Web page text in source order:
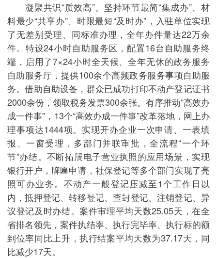
凝聚共识“质效高”。坚持环节最简“集成办”、材
料最少“共享办”、时限最短“及时办”，入驻单位实现
了无差别受理、同标准办理，全年办件量达22万余
件。特设24小时自助服务区，配置16台自助服务终
端，启用了7×24小时全天候、全年无休的政务服务
自助服务厅，提供100余个高频政务服务事项自助服
务。借助自助设备，群众已成功打印不动产登记证书
2000余份，领取税务发票300余张。有序推动“高效办
成一件事”，13个“高效办成一件事”改革落地，网上办
理事项达1444项。实现开办企业一次申请、一表填
报、一窗受理，多部门并联审批，全流程“一个环
节”办结。不断拓展电子营业执照的应用场景，实现
银行开户，牌匾申请，社保登记等多个部门实现了亮
照可办业务。不动产一般登记压减至1个工作日以
内，抵押登记、转移登记、查封登记、注销登记、异
议登记及时办结。案件审理平均天数25.05天，在全
省排名领先，案件执结率、执行完毕率、执行标的额
到位率同比上升，执行结案平均天数为37.17天，同
比减少17天。